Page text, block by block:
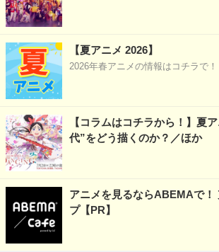
【夏アニメ 2026】
2026年春アニメの情報はコチラで！
【コラムはコチラから！】夏
代”をどう描くのか？／ほか
アニメを見るならABEMAで！
プ【PR】